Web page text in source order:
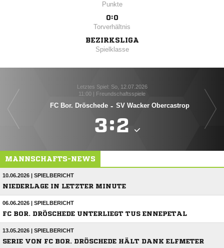
Punkte
0:0
Torverhältnis
BEZIRKSLIGA
Spielklasse
Letztes Spiel: So, 12.07.2026
11:00 | Freundschaftsspiele
FC Bor. Dröschede - SV Wacker Obercastrop
:
MANNSCHAFTS-NEWS
10.06.2026 | SPIELBERICHT
NIEDERLAGE IN LETZTER MINUTE
06.06.2026 | SPIELBERICHT
FC BOR. DRÖSCHEDE UNTERLIEGT TUS ENNEPETAL
13.05.2026 | SPIELBERICHT
SERIE VON FC BOR. DRÖSCHEDE HÄLT DANK ELFMETER